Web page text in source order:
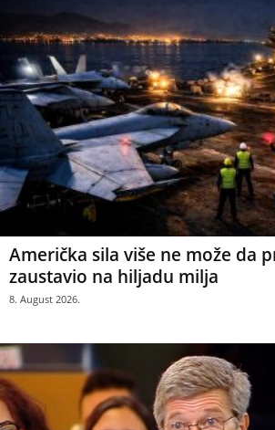
Američka sila više ne može da
zaustavio na hiljadu milja
8. August 2026.